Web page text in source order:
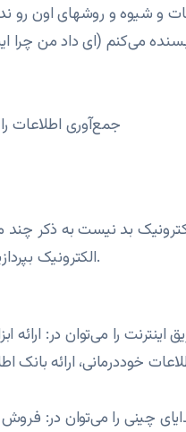
و شیوه و روشهای اون رو
می‌کنم (ای داد من چرا
۲- جمع‌آوری
بد نیست به ذکر چند
الکترونیک بپردازیم و دلایل موفقیت آنها را بررسی کنیم.
را می‌توان در: ارائه
چینی را می‌توان در: فروش